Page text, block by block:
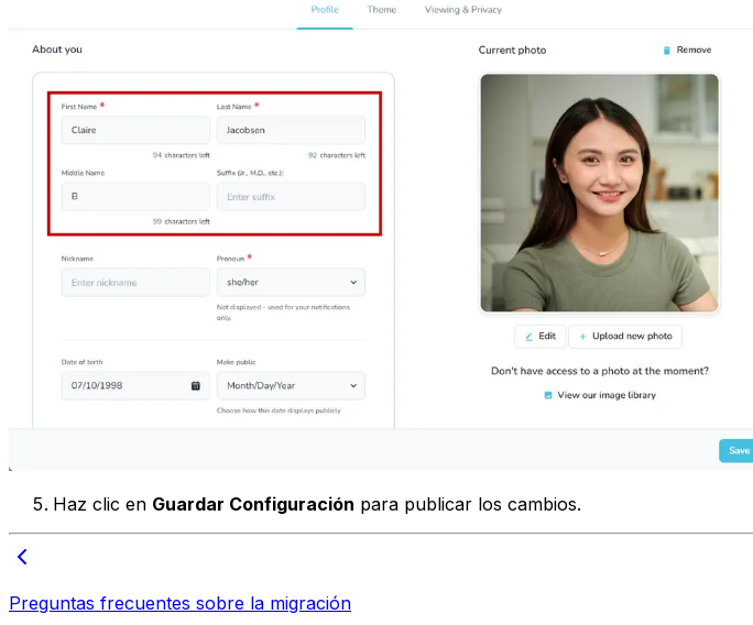
Haz clic en Guardar Configuración para publicar los cambios.
Preguntas frecuentes sobre la migración